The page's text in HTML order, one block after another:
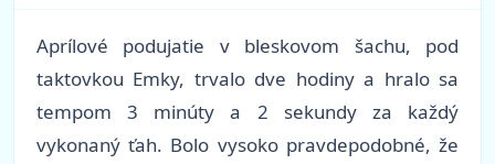
Aprílové podujatie v bleskovom šachu, pod
taktovkou Emky, trvalo dve hodiny a hralo sa
tempom 3 minúty a 2 sekundy za každý
vykonaný ťah. Bolo vysoko pravdepodobné, že